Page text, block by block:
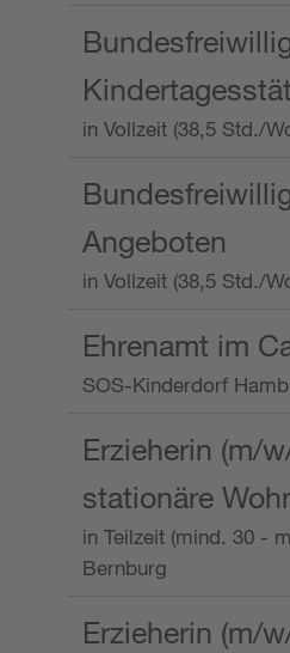
in Vollzeit (38,5 Std./
Angeboten
in Vollzeit (38,5 Std./
Ehrenamt im
SOS-Kinderdorf
Erzieherin (m/
stationäre
in Teilzeit (mind. 30 -
Bernburg
Erzieherin (m/